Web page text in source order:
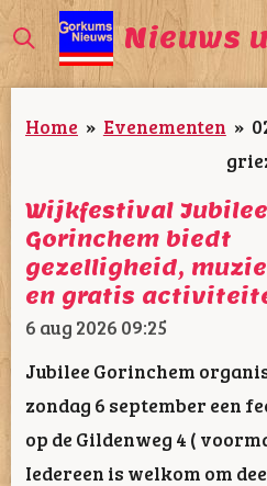
Ga
direct
naar
de
Nieuws
Home » Evenementen »
Wijkfestival Jubilee
Gorinchem biedt
gezelligheid,
en gratis
6 aug 2026 09:25
Jubilee Gorinchem
zondag 6 september een
op de Gildenweg 4 (
Iedereen is welkom om